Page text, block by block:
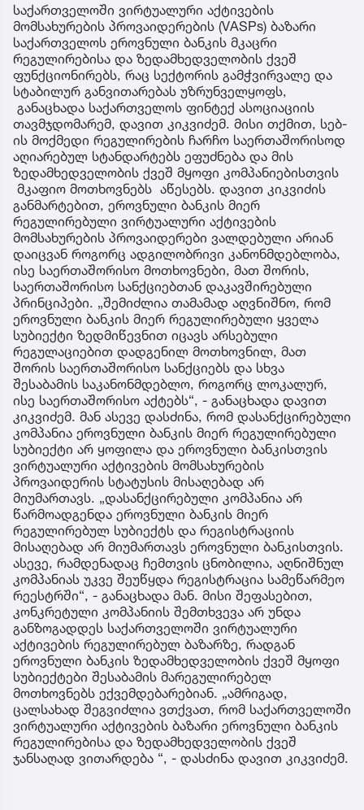
საქართველოში ვირტუალური აქტივების
მომსახურების პროვაიდერების (VASPs) ბაზარი
საქართველოს ეროვნული ბანკის მკაცრი
რეგულირებისა და ზედამხედველობის ქვეშ
ფუნქციონირებს, რაც სექტორის გამჭვირვალე და
სტაბილურ განვითარებას უზრუნველყოფს,
განაცხადა საქართველოს ფინტექ ასოციაციის
თავმჯდომარემ, დავით კიკვიძემ. მისი თქმით, სებ-
ის მოქმედი რეგულირების ჩარჩო საერთაშორისოდ
აღიარებულ სტანდარტებს ეფუძნება და მის
ზედამხედველობის ქვეშ მყოფი კომპანიებისთვის
მკაფიო მოთხოვნებს აწესებს. დავით კიკვიძის
განმარტებით, ეროვნული ბანკის მიერ
რეგულირებული ვირტუალური აქტივების
მომსახურების პროვაიდერები ვალდებული არიან
დაიცვან როგორც ადგილობრივი კანონმდებლობა,
ისე საერთაშორისო მოთხოვნები, მათ შორის,
საერთაშორისო სანქციებთან დაკავშირებული
პრინციპები. „შემიძლია თამამად აღვნიშნო, რომ
ეროვნული ბანკის მიერ რეგულირებული ყველა
სუბიექტი ზედმიწევნით იცავს არსებული
რეგულაციებით დადგენილ მოთხოვნილ, მათ
შორის საერთაშორისო სანქციებს და სხვა
შესაბამის საკანონმდებლო, როგორც ლოკალურ,
ისე საერთაშორისო აქტებს“, - განაცხადა დავით
კიკვიძემ. მან ასევე დასძინა, რომ დასანქცირებული
კომპანია ეროვნული ბანკის მიერ რეგულირებული
სუბიექტი არ ყოფილა და ეროვნული ბანკისთვის
ვირტუალური აქტივების მომსახურების
პროვაიდერის სტატუსის მისაღებად არ
მიუმართავს. „დასანქცირებული კომპანია არ
წარმოადგენდა ეროვნული ბანკის მიერ
რეგულირებულ სუბიექტს და რეგისტრაციის
მისაღებად არ მიუმართავს ეროვნული ბანკისთვის.
ასევე, რამდენადაც ჩემთვის ცნობილია, აღნიშნულ
კომპანიას უკვე შეუწყდა რეგისტრაცია სამეწარმეო
რეესტრში“, - განაცხადა მან. მისი შეფასებით,
კონკრეტული კომპანიის შემთხვევა არ უნდა
განზოგადდეს საქართველოში ვირტუალური
აქტივების რეგულირებულ ბაზარზე, რადგან
ეროვნული ბანკის ზედამხედველობის ქვეშ მყოფი
სუბიექტები შესაბამის მარეგულირებელ
მოთხოვნებს ექვემდებარებიან. „ამრიგად,
ცალსახად შეგვიძლია ვთქვათ, რომ საქართველოში
ვირტუალური აქტივების ბაზარი ეროვნული ბანკის
რეგულირებისა და ზედამხედველობის ქვეშ
ჯანსაღად ვითარდება “, - დასძინა დავით კიკვიძემ.